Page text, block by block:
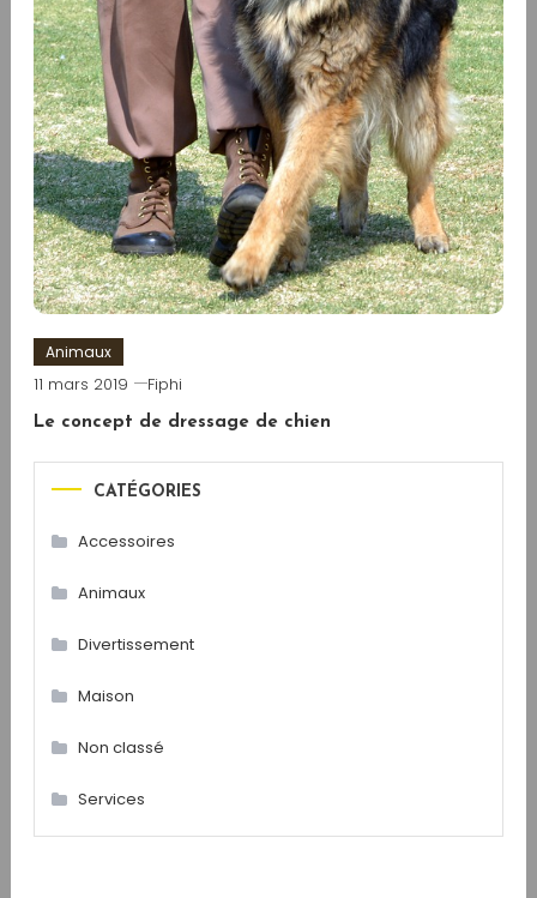
Animaux
11 mars 2019 Fiphi
Le concept de dressage de chien
CATÉGORIES
Accessoires
Animaux
Divertissement
Maison
Non classé
Services